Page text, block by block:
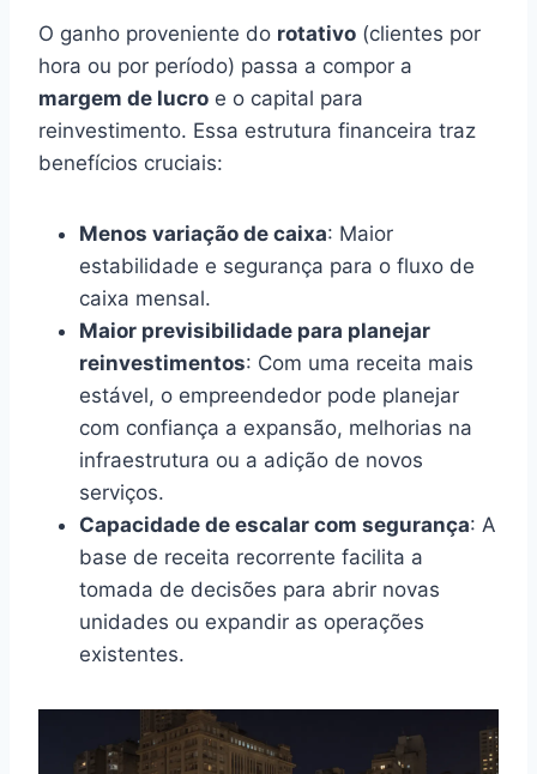
O ganho proveniente do rotativo (clientes por
hora ou por período) passa a compor a
margem de lucro e o capital para
reinvestimento. Essa estrutura financeira traz
benefícios cruciais:
Menos variação de caixa: Maior
estabilidade e segurança para o fluxo de
caixa mensal.
Maior previsibilidade para planejar
reinvestimentos: Com uma receita mais
estável, o empreendedor pode planejar
com confiança a expansão, melhorias na
infraestrutura ou a adição de novos
serviços.
Capacidade de escalar com segurança: A
base de receita recorrente facilita a
tomada de decisões para abrir novas
unidades ou expandir as operações
existentes.